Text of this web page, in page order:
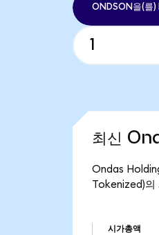
ONDSON을(를)
최신
Ondas
Tokenized)의
시가총액